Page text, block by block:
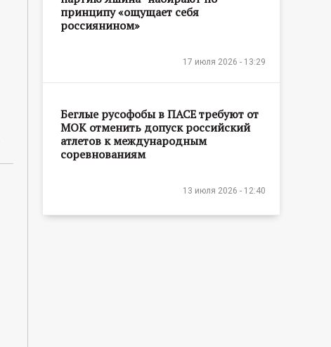
принципу «ощущает себя
россиянином»
17 июля 2026 - 13:29
Беглые русофобы в ПАСЕ требуют от
МОК отменить допуск российский
атлетов к международным
соревнованиям
13 июля 2026 - 12:40